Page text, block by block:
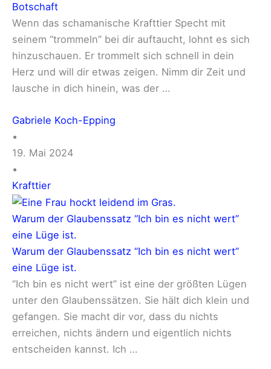
Botschaft
Wenn das schamanische Krafttier Specht mit
seinem “trommeln” bei dir auftaucht, lohnt es sich
hinzuschauen. Er trommelt sich schnell in dein
Herz und will dir etwas zeigen. Nimm dir Zeit und
lausche in dich hinein, was der …
Gabriele Koch-Epping
•
19. Mai 2024
•
Krafttier
Warum der Glaubenssatz “Ich bin es nicht wert”
eine Lüge ist.
Warum der Glaubenssatz “Ich bin es nicht wert”
eine Lüge ist.
“Ich bin es nicht wert” ist eine der größten Lügen
unter den Glaubenssätzen. Sie hält dich klein und
gefangen. Sie macht dir vor, dass du nichts
erreichen, nichts ändern und eigentlich nichts
entscheiden kannst. Ich …